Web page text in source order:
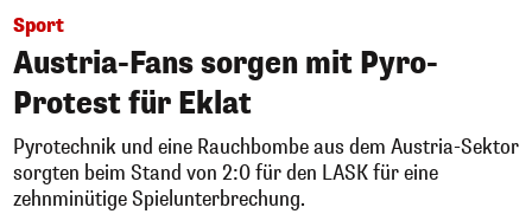
Sport
Austria-Fans sorgen mit Pyro-
Protest für Eklat
Pyrotechnik und eine Rauchbombe aus dem Austria-Sektor
sorgten beim Stand von 2:0 für den LASK für eine
zehnminütige Spielunterbrechung.